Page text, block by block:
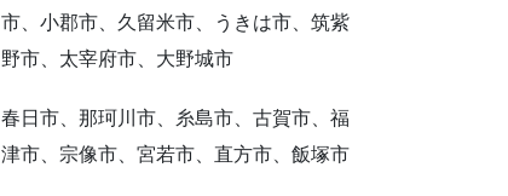
市、小郡市、久留米市、うきは市、筑紫
野市、太宰府市、大野城市
春日市、那珂川市、糸島市、古賀市、福
津市、宗像市、宮若市、直方市、飯塚市